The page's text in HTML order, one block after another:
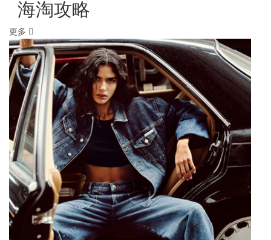
海淘攻略
更多